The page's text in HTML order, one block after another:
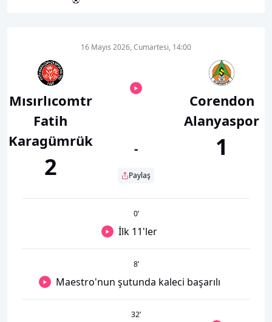
Mısırlıcomtr
Fatih
Karagümrük
2
16 Mayıs 2026, Cumartesi, 14:00
-
Paylaş
Corendon
Alanyaspor
1
0’
İlk 11'ler
8’
Maestro'nun şutunda kaleci başarılı
32’